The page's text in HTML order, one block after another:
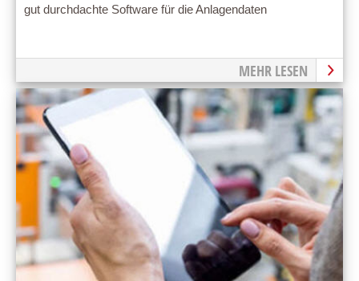
gut durchdachte Software für die Anlagendaten
MEHR LESEN